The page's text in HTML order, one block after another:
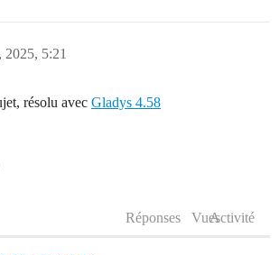
2025, 5:21
résolu avec Gladys 4.58
Réponses VuesActivité